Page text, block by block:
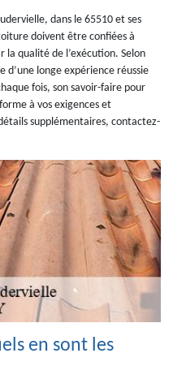
dans le 65510 et ses
doivent être confiées à
la qualité de l’exécution. Selon
d’une longe expérience réussie
fois, son savoir-faire pour
à vos exigences et
supplémentaires, contactez-
en sont les